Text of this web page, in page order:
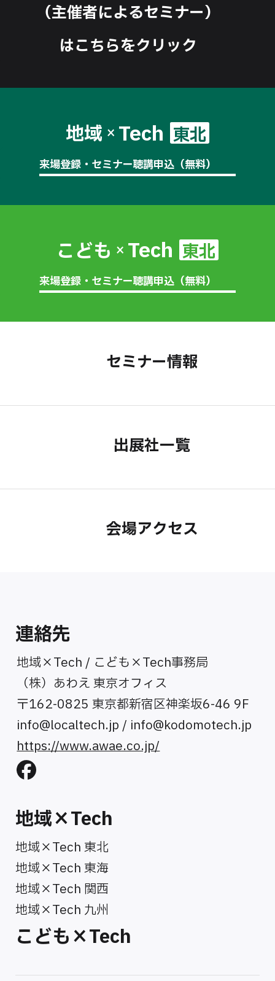
（主催者によるセミナー）
はこちらをクリック
地域 × Tech 東北
来場登録・セミナー聴講申込（無料）
こども × Tech 東北
来場登録・セミナー聴講申込（無料）
セミナー情報
出展社一覧
会場アクセス
連絡先
地域×Tech / こども×Tech事務局
（株）あわえ 東京オフィス
〒162-0825 東京都新宿区神楽坂6-46 9F
info@localtech.jp / info@kodomotech.jp
https://www.awae.co.jp/
地域×Tech
地域×Tech 東北
地域×Tech 東海
地域×Tech 関西
地域×Tech 九州
こども×Tech